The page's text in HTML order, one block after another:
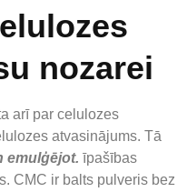
nozarei
arī par celulozes
atvasinājums. Tā
emulģējot. īpašības
CMC ir balts pulveris bez